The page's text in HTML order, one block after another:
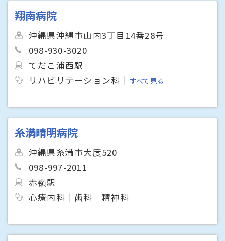
翔南病院
沖縄県沖縄市山内3丁目14番28号
098-930-3020
てだこ浦西駅
リハビリテーション科
すべて見る
糸満晴明病院
沖縄県糸満市大度520
098-997-2011
赤嶺駅
心療内科
歯科 精神科